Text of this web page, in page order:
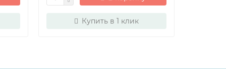
Купить в 1 клик